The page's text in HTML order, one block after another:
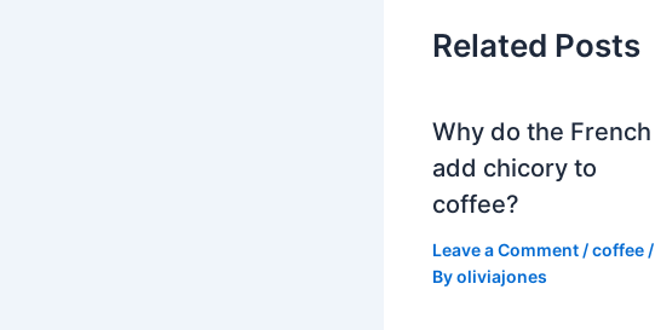
Related Posts
Why do the French
add chicory to
coffee?
Leave a Comment /coffee /
Byoliviajones